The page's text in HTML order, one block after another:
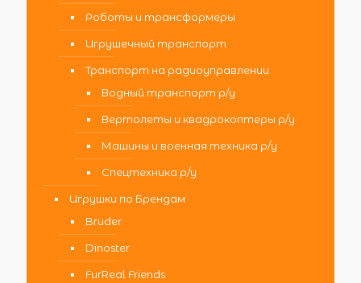
Роботы и трансформеры
Игрушечный транспорт
Транспорт на радиоуправлении
Водный транспорт р/у
Вертолеты и квадрокоптеры р/у
Машины и военная техника р/у
Спецтехника р/у
Игрушки по Брендам
Bruder
Dinoster
FurReal Friends